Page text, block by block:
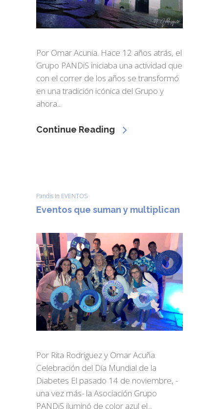
Por Omar Acunia. Hace 12 años atrás, el
Grupo PANDiS iniciaba una actividad que
con el correr de los años se transformó
en una tradición icónica del Grupo y
ahora...
Continue Reading
Pandis In EVENTOS
Eventos que suman y multiplican
Por Rita Rodriguez y Omar Acuña.
Celebración del Día Mundial de la
Diabetes El pasado 14 de noviembre, -
una vez más- la Asociación Grupo
PANDiS iluminó de color azul el...